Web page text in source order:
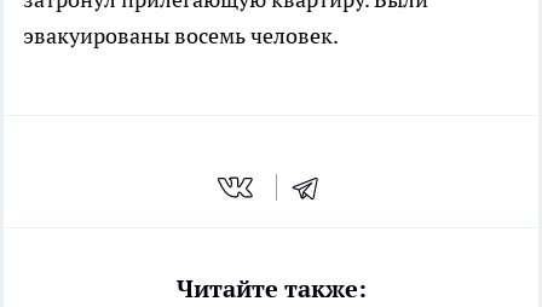
эвакуированы восемь человек.
Читайте также: